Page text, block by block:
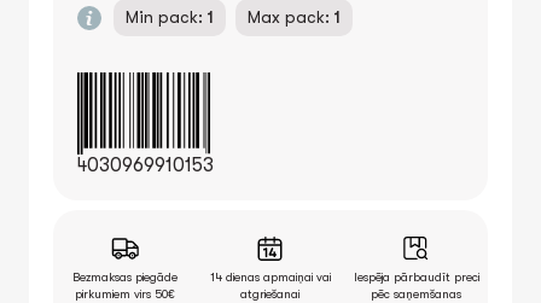
Min pack: 1 Max pack: 1
4030969910153
Bezmaksas piegāde
pirkumiem virs 50€
14 dienas apmaiņai vai
atgriešanai
Iespēja pārbaudīt preci
pēc saņemšanas